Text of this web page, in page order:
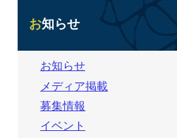
お知らせ
お知らせ
メディア掲載
募集情報
イベント